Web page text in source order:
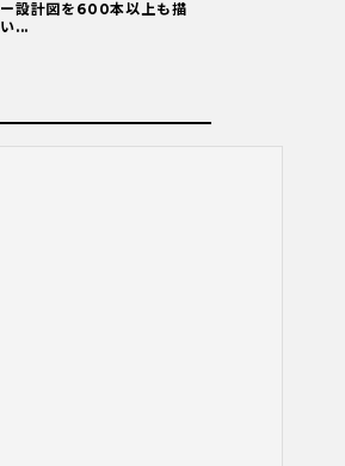
ー設計図を600本以上も描
い...